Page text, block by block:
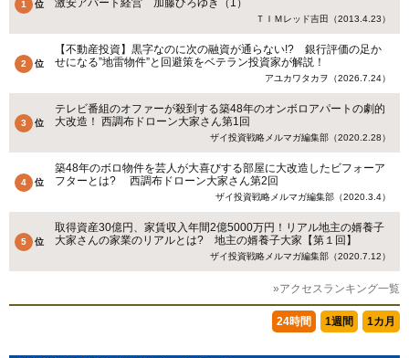
激安アパート経営 加藤ひろゆき（1）
ＴＩＭレッド吉田（2013.4.23）
【不動産投資】黒字なのに次の融資が通らない!? 銀行評価の足か
せになる”地雷物件”と回避策をベテラン投資家が解説！
アユカワタカヲ（2026.7.24）
テレビ番組のオファーが殺到する築48年のオンボロアパートの劇的
大改造！ 西調布ドローン大家さん第1回
ザイ投資戦略メルマガ編集部（2020.2.28）
築48年のボロ物件を芸人が大喜びする部屋に大改造したビフォーア
フターとは? 西調布ドローン大家さん第2回
ザイ投資戦略メルマガ編集部（2020.3.4）
取得資産30億円、家賃収入年間2億5000万円！リアル地主の婿養子
大家さんの家業のリアルとは? 地主の婿養子大家【第１回】
ザイ投資戦略メルマガ編集部（2020.7.12）
»アクセスランキング一覧
24時間 1週間 1カ月